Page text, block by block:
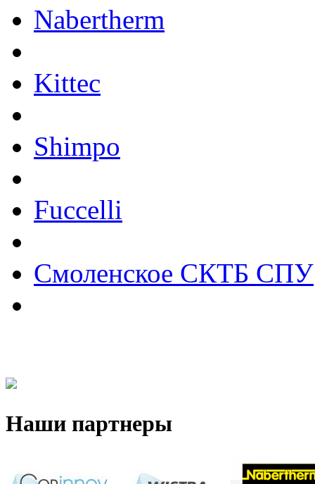
Nabertherm
Kittec
Shimpo
Fuccelli
Смоленское СКТБ СПУ
Наши партнеры